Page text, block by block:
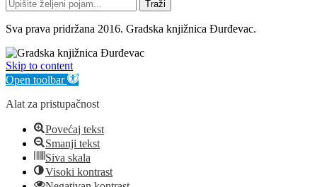
Traži
Sva prava pridržana 2016. Gradska knjižnica Đurđevac.
Skip to content
Open toolbar
Alat za pristupačnost
Povećaj tekst
Smanji tekst
Siva skala
Visoki kontrast